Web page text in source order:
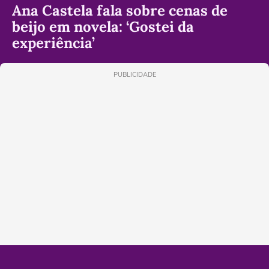
Ana Castela fala sobre cenas de
beijo em novela: ‘Gostei da
experiência’
PUBLICIDADE